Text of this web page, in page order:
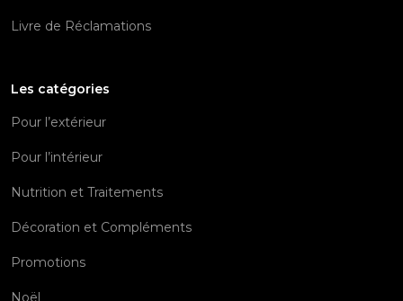
Livre de Réclamations
Les catégories
Pour l’extérieur
Pour l’intérieur
Nutrition et Traitements
Décoration et Compléments
Promotions
Noël